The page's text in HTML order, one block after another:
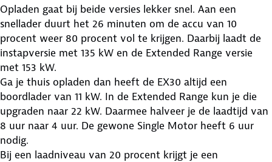
Opladen gaat bij beide versies lekker snel. Aan een
snellader duurt het 26 minuten om de accu van 10
procent weer 80 procent vol te krijgen. Daarbij laadt de
instapversie met 135 kW en de Extended Range versie
met 153 kW.
Ga je thuis opladen dan heeft de EX30 altijd een
boordlader van 11 kW. In de Extended Range kun je die
upgraden naar 22 kW. Daarmee halveer je de laadtijd van
8 uur naar 4 uur. De gewone Single Motor heeft 6 uur
nodig.
Bij een laadniveau van 20 procent krijgt je een